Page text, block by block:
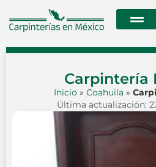
Carpintería
Inicio » Coahuila »
Última actualización: